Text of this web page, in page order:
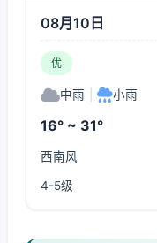
08月10日
优
中雨 小雨
16° ~ 31°
西南风
4-5级